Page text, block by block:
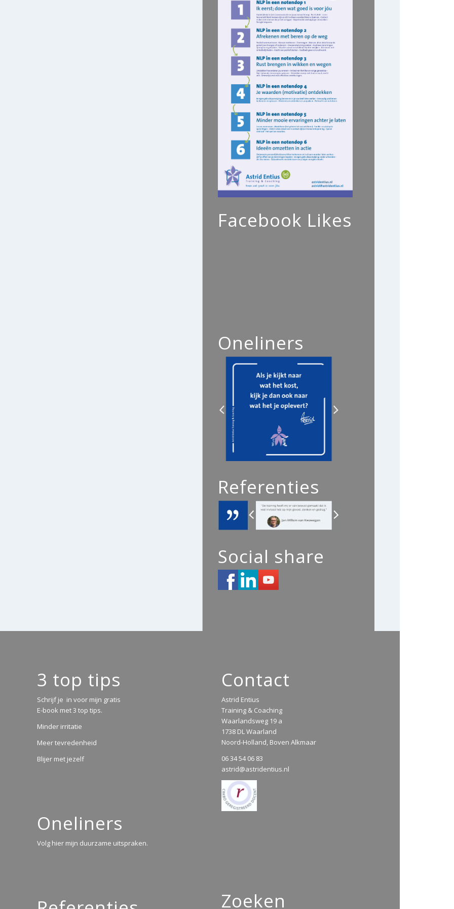
Facebook Likes
Oneliners
Referenties
Social share
3 top tips
Schrijf je in voor mijn gratis
E-book met 3 top tips.
Minder irritatie
Meer tevredenheid
Blijer met jezelf
Oneliners
Volg hier mijn duurzame uitspraken.
Contact
Astrid Entius
Training & Coaching
Waarlandsweg 19 a
1738 DL Waarland
Noord-Holland, Boven Alkmaar
06 34 54 06 83
astrid@astridentius.nl
Zoeken